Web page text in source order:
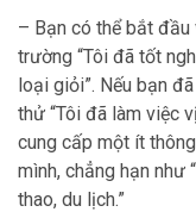
– Bạn có thể bắt
trường “Tôi đã tốt
loại giỏi”. Nếu bạn
thử “Tôi đã làm việc
cung cấp một ít
mình, chẳng hạn như
thao, du lịch.”